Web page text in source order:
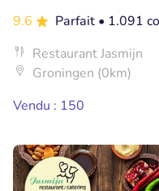
9.6 Parfait • 1.091
Restaurant Jasmijn
Groningen (0km)
Vendu : 150